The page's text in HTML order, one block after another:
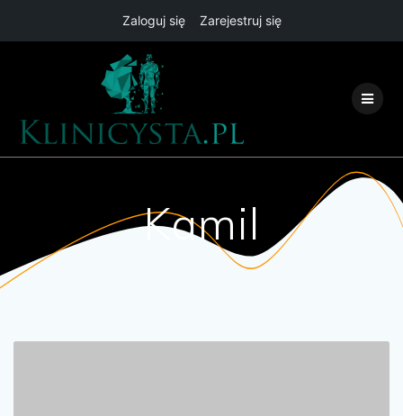
Zaloguj się Zarejestruj się
Kamil